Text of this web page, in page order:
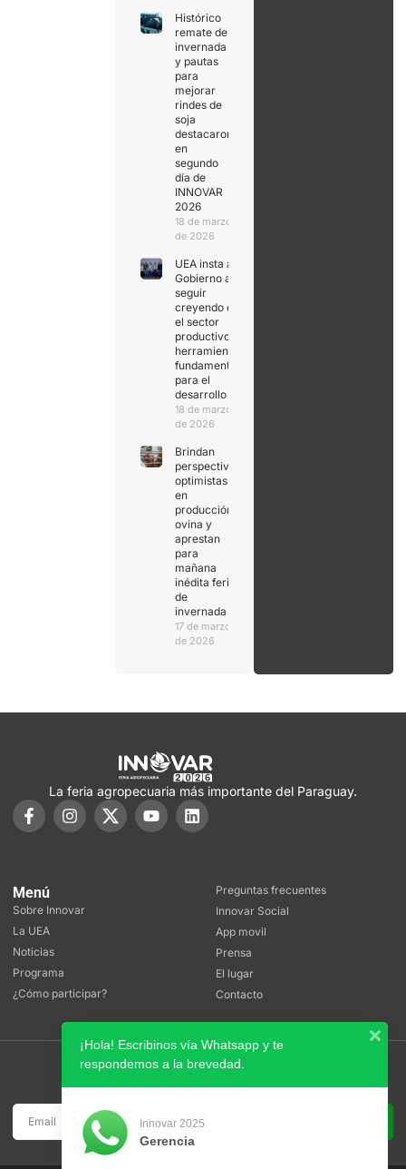
Histórico
remate de
invernada
y pautas
para
mejorar
rindes de
soja
destacaron
en
segundo
día de
INNOVAR
2026
18 de marzo
de 2026
UEA insta al
Gobierno a
seguir
creyendo en
el sector
productivo,
herramienta
fundamental
para el
desarrollo
18 de marzo
de 2026
Brindan
perspectivas
optimistas
en
producción
ovina y
aprestan
para
mañana
inédita feria
de
invernada
17 de marzo
de 2026
La feria agropecuaria más importante del Paraguay.
Menú
Sobre Innovar
La UEA
Noticias
Programa
¿Cómo participar?
Preguntas frecuentes
Innovar Social
App movil
Prensa
El lugar
Contacto
¡Hola! Escribinos vía Whatsapp y te
respondemos a la brevedad.
Innovar 2025
Gerencia